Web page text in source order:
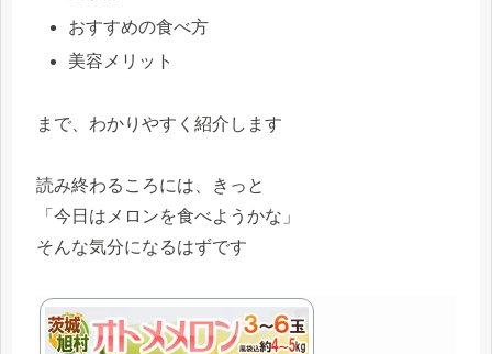
おすすめの食べ方
美容メリット
まで、わかりやすく紹介します
読み終わるころには、きっと
「今日はメロンを食べようかな」
そんな気分になるはずです